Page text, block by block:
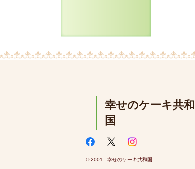
幸せのケーキ共和
国
© 2001 - 幸せのケーキ共和国